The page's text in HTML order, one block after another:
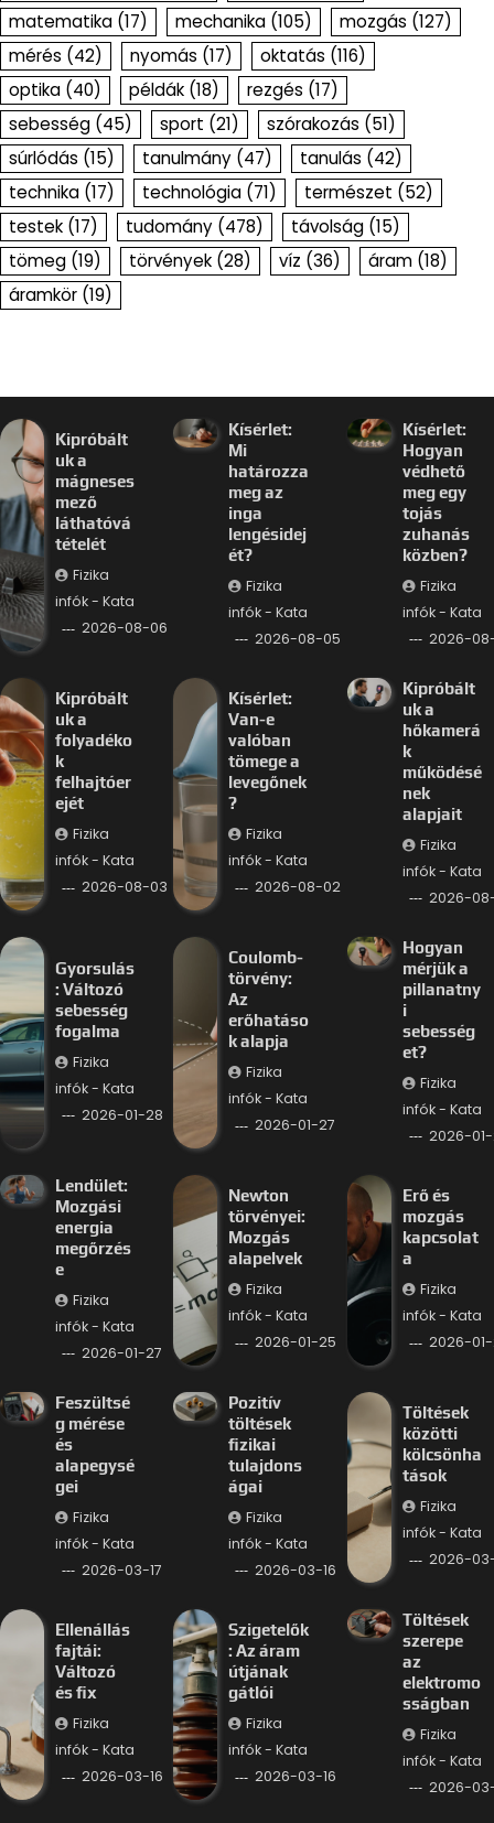
matematika (17) mechanika (105) mozgás (127)
mérés (42) nyomás (17) oktatás (116)
optika (40) példák (18) rezgés (17)
sebesség (45) sport (21) szórakozás (51)
súrlódás (15) tanulmány (47) tanulás (42)
technika (17) technológia (71) természet (52)
testek (17) tudomány (478) távolság (15)
tömeg (19) törvények (28) víz (36) áram (18)
áramkör (19)
Kipróbált
uk a
mágneses
mező
láthatóvá
tételét
Fizika
infók - Kata
2026-08-06
Kísérlet:
Mi
határozza
meg az
inga
lengésidej
ét?
Fizika
infók - Kata
2026-08-05
Kísérlet:
Hogyan
védhető
meg egy
tojás
zuhanás
közben?
Fizika
infók - Kata
2026-
Kipróbált
uk a
folyadéko
k
felhajtóer
ejét
Fizika
infók - Kata
2026-08-03
Kísérlet:
Van-e
valóban
tömege a
levegőnek
?
Fizika
infók - Kata
2026-08-02
Kipróbált
uk a
hőkamerá
k
működésé
nek
alapjait
Fizika
infók - Kata
2026-
Gyorsulás
: Változó
sebesség
fogalma
Fizika
infók - Kata
2026-01-28
Coulomb-
törvény:
Az
erőhatáso
k alapja
Fizika
infók - Kata
2026-01-27
Hogyan
mérjük a
pillanatny
i
sebesség
et?
Fizika
infók - Kata
2026-
Lendület:
Mozgási
energia
megőrzés
e
Fizika
infók - Kata
2026-01-27
Newton
törvényei:
Mozgás
alapelvek
Fizika
infók - Kata
2026-01-25
Erő és
mozgás
kapcsolat
a
Fizika
infók - Kata
2026-
Feszültsé
g mérése
és
alapegysé
gei
Fizika
infók - Kata
2026-03-17
Pozitív
töltések
fizikai
tulajdons
ágai
Fizika
infók - Kata
2026-03-16
Töltések
közötti
kölcsönha
tások
Fizika
infók - Kata
2026-
Ellenállás
fajtái:
Változó
és fix
Fizika
infók - Kata
2026-03-16
Szigetelők
: Az áram
útjának
gátlói
Fizika
infók - Kata
2026-03-16
Töltések
szerepe
az
elektromo
sságban
Fizika
infók - Kata
2026-